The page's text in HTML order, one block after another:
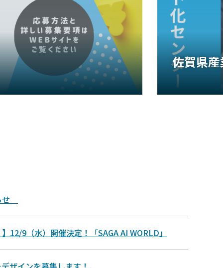
佐賀県
せ
】12/9（水）開催決定！「SAGA AI WORLD」